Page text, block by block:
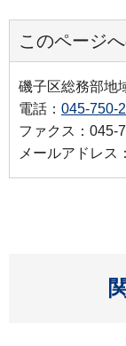
このページ
磯子区総務部地
電話： 045-750-
ファクス：045-
メールアドレス：